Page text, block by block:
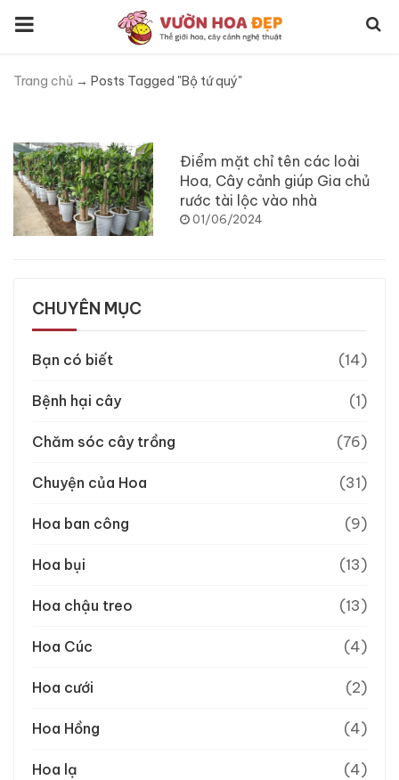
Trang chủ → Posts Tagged "Bộ tứ quý"
Điểm mặt chỉ tên các loài
Hoa, Cây cảnh giúp Gia chủ
rước tài lộc vào nhà
01/06/2024
CHUYÊN MỤC
Bạn có biết (14)
Bệnh hại cây (1)
Chăm sóc cây trồng (76)
Chuyện của Hoa (31)
Hoa ban công (9)
Hoa bụi (13)
Hoa chậu treo (13)
Hoa Cúc (4)
Hoa cưới (2)
Hoa Hồng (4)
Hoa lạ (4)